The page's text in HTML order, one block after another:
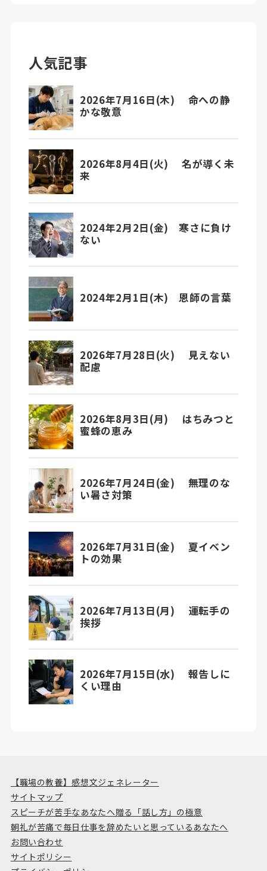
人気記事
【職場の教養】感想文ジェネレーター
サイトマップ
スピーチが苦手なあなたへ贈る「話し方」の極意
朝礼が苦痛で毎日仕事を辞めたいと思っているあなたへ
お問い合わせ
サイトポリシー